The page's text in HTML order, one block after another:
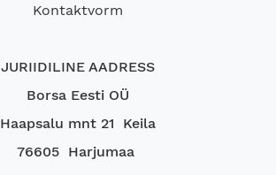
Kontaktvorm
JURIIDILINE AADRESS
Borsa Eesti OÜ
Haapsalu mnt 21 Keila
76605 Harjumaa